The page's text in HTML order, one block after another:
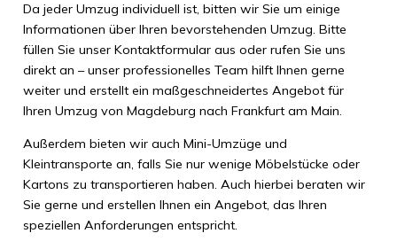
Da jeder Umzug individuell ist, bitten wir Sie um einige
Informationen über Ihren bevorstehenden Umzug. Bitte
füllen Sie unser Kontaktformular aus oder rufen Sie uns
direkt an – unser professionelles Team hilft Ihnen gerne
weiter und erstellt ein maßgeschneidertes Angebot für
Ihren Umzug von Magdeburg nach Frankfurt am Main.
Außerdem bieten wir auch Mini-Umzüge und
Kleintransporte an, falls Sie nur wenige Möbelstücke oder
Kartons zu transportieren haben. Auch hierbei beraten wir
Sie gerne und erstellen Ihnen ein Angebot, das Ihren
speziellen Anforderungen entspricht.